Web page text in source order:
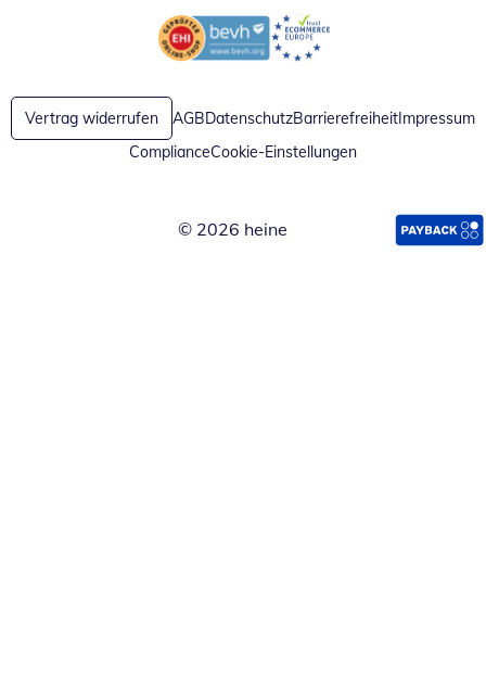
Öffnet in neuem FensterÖffnet in neuem Fenster
Vertrag widerrufen AGBDatenschutzBarrierefreiheitImpressum
ComplianceCookie-Einstellungen
© 2026 heine